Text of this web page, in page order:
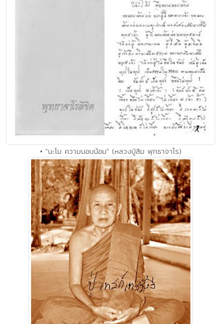
• "นะโม ความนอบน้อม" (หลวงปู่สิม พุทธาจาโร)